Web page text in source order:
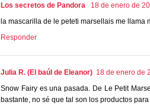
Los secretos de Pandora
18 de enero de
la mascarilla de le peteti marsellais me llama
Responder
Julia R. (El baúl de Eleanor) 18 de enero de
Snow Fairy es una pasada. De Le Petit
bastante, no sé que tal son los productos para